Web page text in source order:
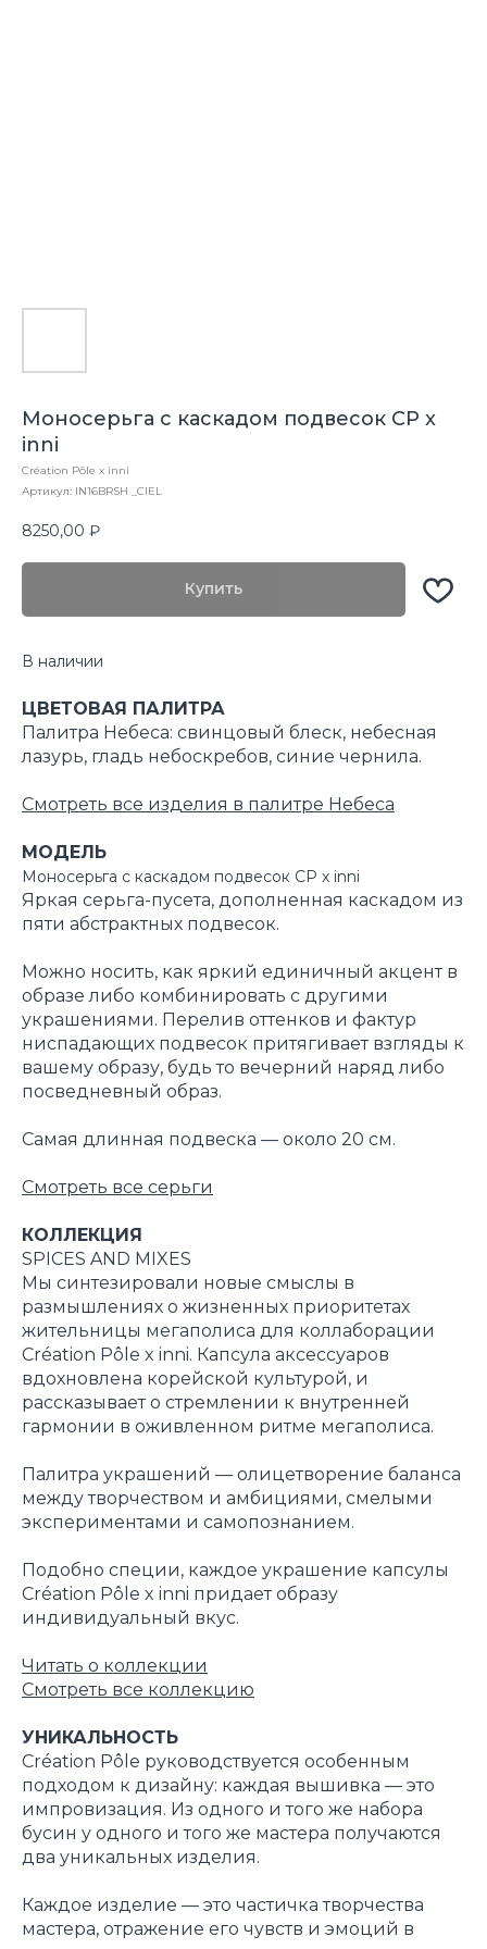
Моносерьга с каскадом подвесок CP x
inni
Création Pôle x inni
Артикул: IN16BRSH _CIEL
8250,00 ₽
Купить
В наличии
ЦВЕТОВАЯ ПАЛИТРА
Палитра Небеса: свинцовый блеск, небесная
лазурь, гладь небоскребов, синие чернила.
Смотреть все изделия в палитре Небеса
МОДЕЛЬ
Моносерьга с каскадом подвесок CP x inni
Яркая серьга-пусета, дополненная каскадом из
пяти абстрактных подвесок.
Можно носить, как яркий единичный акцент в
образе либо комбинировать с другими
украшениями. Перелив оттенков и фактур
ниспадающих подвесок притягивает взгляды к
вашему образу, будь то вечерний наряд либо
посведневный образ.
Самая длинная подвеска — около 20 см.
Смотреть все серьги
КОЛЛЕКЦИЯ
SPICES AND MIXES
Мы синтезировали новые смыслы в
размышлениях о жизненных приоритетах
жительницы мегаполиса для коллаборации
Création Pôle x inni. Капсула аксессуаров
вдохновлена корейской культурой, и
рассказывает о стремлении к внутренней
гармонии в оживленном ритме мегаполиса.
Палитра украшений — олицетворение баланса
между творчеством и амбициями, смелыми
экспериментами и самопознанием.
Подобно специи, каждое украшение капсулы
Création Pôle x inni придает образу
индивидуальный вкус.
Читать о коллекции
Смотреть все коллекцию
УНИКАЛЬНОСТЬ
Création Pôle руководствуется особенным
подходом к дизайну: каждая вышивка — это
импровизация. Из одного и того же набора
бусин у одного и того же мастера получаются
два уникальных изделия.
Каждое изделие — это частичка творчества
мастера, отражение его чувств и эмоций в